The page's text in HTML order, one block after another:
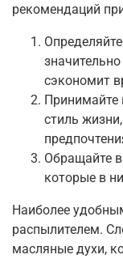
рекомендаций
сэкономит
Принимайте
стиль
Обращайте
которые в
Наиболее
распылителем.
масляные духи,